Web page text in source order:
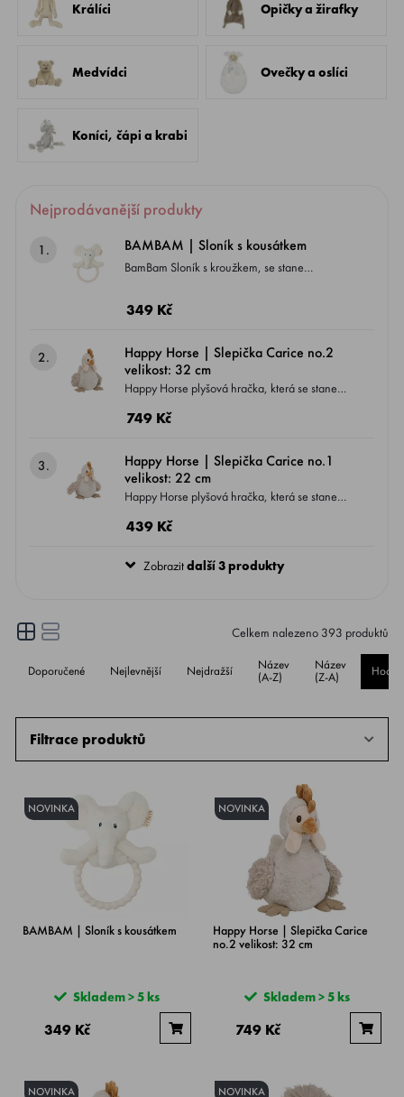
Králíci Opičky a žirafky
Medvídci Ovečky a oslíci
Koníci, čápi a krabi
Nejprodávanější produkty
1. BAMBAM | Sloník s kousátkem
BamBam Sloník s kroužkem, se stane
miminka od narození a může ho provázet až k
349 Kč
2.
Happy Horse | Slepička Carice no.2
velikost: 32 cm
Happy Horse plyšová hračka, která se stane
nepostradatelným kamarádem Vašeho
749 Kč
3.
Happy Horse | Slepička Carice no.1
velikost: 22 cm
Happy Horse plyšová hračka, která se stane
nepostradatelným kamarádem Vašeho
dětským krůčkům.
439 Kč
Zobrazitdalší 3 produkty
Celkem nalezeno 393 produktů
Doporučené Nejlevnější Nejdražší
Název
(A-Z)
Název
(Z-A)
Filtrace produktů
NOVINKA
BAMBAM | Sloník s kousátkem
Skladem > 5 ks
349 Kč
NOVINKA
Happy Horse | Slepička Carice
no.2 velikost: 32 cm
Skladem > 5 ks
749 Kč
NOVINKA NOVINKA